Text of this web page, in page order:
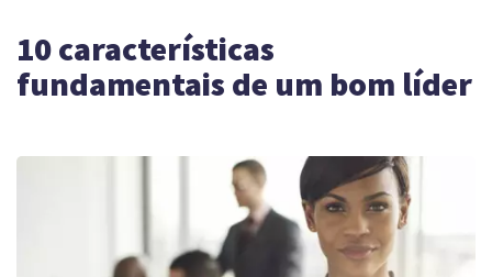
10 características
fundamentais de um bom líder